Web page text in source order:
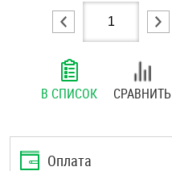
Штифты и пальцы
В СПИСОК СРАВНИТЬ
Оплата